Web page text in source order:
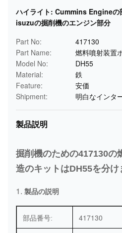
ハイライト: Cummins Engineの
isuzuの掘削機のエンジン部分
Part No:
417130
Part Name:
燃料噴射装置
Model No:
DH55
Material:
鉄
Feature:
安価
Shipment:
明白なインタ
製品説明
掘削機のための417130の
造のキットはDH55を分け
1. 製品の説明
部品番号: 417130